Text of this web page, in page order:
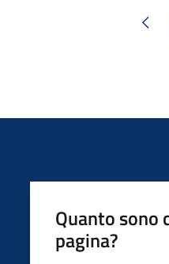
Quanto sono
pagina?